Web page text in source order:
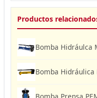
Productos
Bomba Hidráulca
Bomba Hidráulica